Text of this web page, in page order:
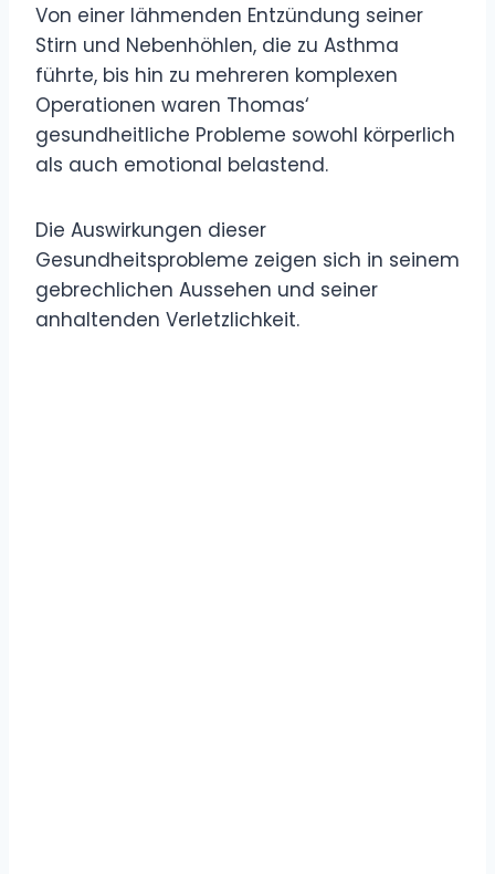
Von einer lähmenden Entzündung seiner
Stirn und Nebenhöhlen, die zu Asthma
führte, bis hin zu mehreren komplexen
Operationen waren Thomas‘
gesundheitliche Probleme sowohl körperlich
als auch emotional belastend.
Die Auswirkungen dieser
Gesundheitsprobleme zeigen sich in seinem
gebrechlichen Aussehen und seiner
anhaltenden Verletzlichkeit.